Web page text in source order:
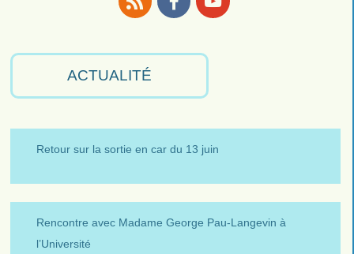
ACTUALITÉ
Retour sur la sortie en car du 13 juin
Rencontre avec Madame George Pau-Langevin à
l’Université